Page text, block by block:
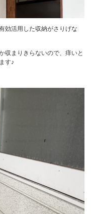
効活用した収納がさりげな
収まりきらないので、痒いと
す♪